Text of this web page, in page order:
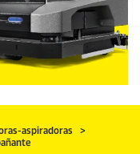
aspiradoras